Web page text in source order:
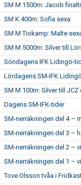
SM M 1500m: Jacob
SM K 400m: Sofia sexa
SM M Tiokamp: Malte
SM M 5000m: Silver till
Söndagens IFK Lidingö-
Lördagens SM-IFK
SM M 100m: Silver till
Dagens SM-IFK-tider
SM-nerräkningen del 4 –
SM-nerräkningen del 3 –
SM-nerräkningen del 2 –
SM-nerräkningen del 1 –
Tove Olsson tvåa i